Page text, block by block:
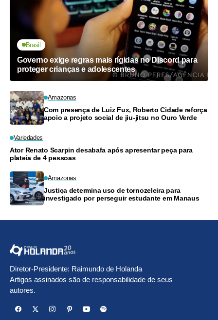
Brasil
Governo exige regras mais rígidas no Discord para
proteger crianças e adolescentes
Amazonas
Com presença de Luiz Fux, Roberto Cidade reforça
apoio a projeto social de jiu-jitsu no Ouro Verde
Variedades
Ator Renato Scarpin desabafa após apresentar peça para
plateia de 4 pessoas
Amazonas
Justiça determina uso de tornozeleira para
investigado por perseguir estudante em Manaus
Diretor-Presidente: Raimundo de Holanda
Artigos assinados são de responsabilidade de seus
autores.